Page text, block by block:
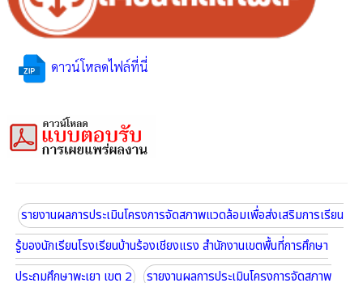
ดาวน์โหลดไฟล์ที่นี่
รายงานผลการประเมินโครงการจัดสภาพแวดล้อมเพื่อส่งเสริมการเรียน
รู้ของนักเรียนโรงเรียนบ้านร้องเชียงแรง สำนักงานเขตพื้นที่การศึกษา
ประถมศึกษาพะเยา เขต 2
รายงานผลการประเมินโครงการจัดสภาพ